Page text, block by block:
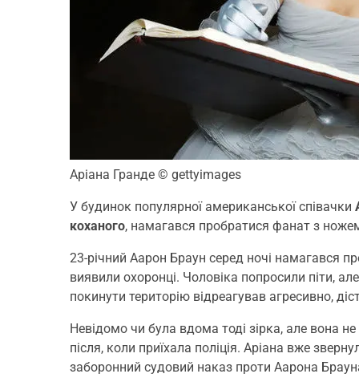
Аріана Гранде © gettyimages
У будинок популярної американської співачки
коханого, намагався пробратися фанат з
23-річний Аарон Браун серед ночі намагався
виявили охоронці. Чоловіка попросили піти,
покинути територію відреагував агресивно,
Невідомо чи була вдома тоді зірка, але вона
після, коли приїхала поліція. Аріана вже
заборонний судовий наказ проти Аарона